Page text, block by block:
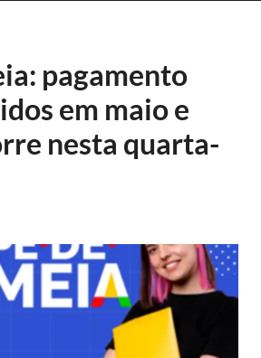
pagamento
em maio e
nesta quarta-